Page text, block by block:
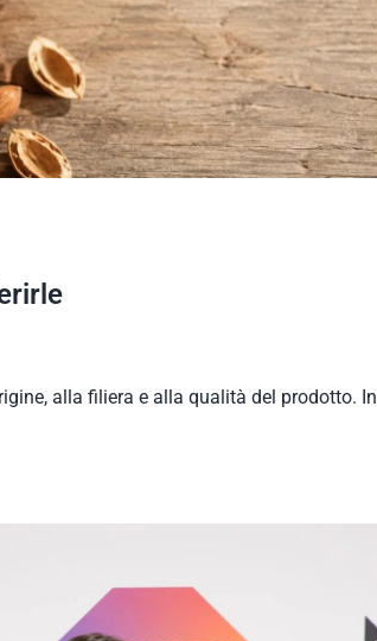
alla filiera e alla qualità del prodotto. In